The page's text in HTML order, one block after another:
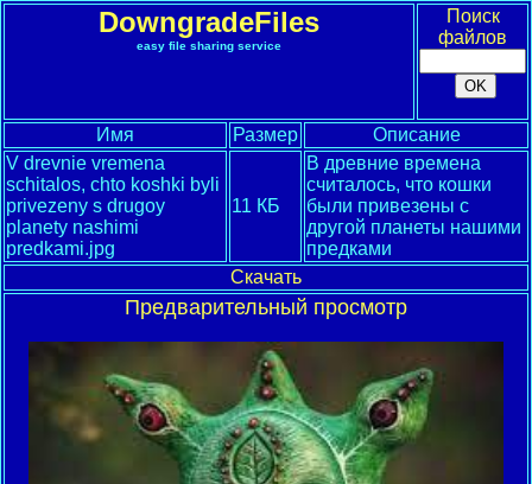
DowngradeFiles
easy file sharing service
Поиск
файлов
Имя Размер
Описание
V drevnie vremena
schitalos, chto koshki byli
privezeny s drugoy
planety nashimi
predkami.jpg
11 КБ
В древние времена
считалось, что кошки
были привезены с
другой планеты нашими
предками
Скачать
Предварительный просмотр